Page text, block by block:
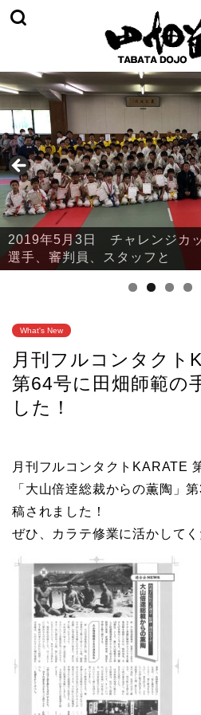
2019年5月3日 チャレンジカ
選手、審判員、スタッフと
2019年5月3日 チャレンジカ
鈴川
What's New
月刊フルコンタクト
第64号に田畑師範の
した！
月刊フルコンタクトKARATE
「大山倍逹総裁からの薫陶」
稿されました！
ぜひ、カラテ修業に活かしてく